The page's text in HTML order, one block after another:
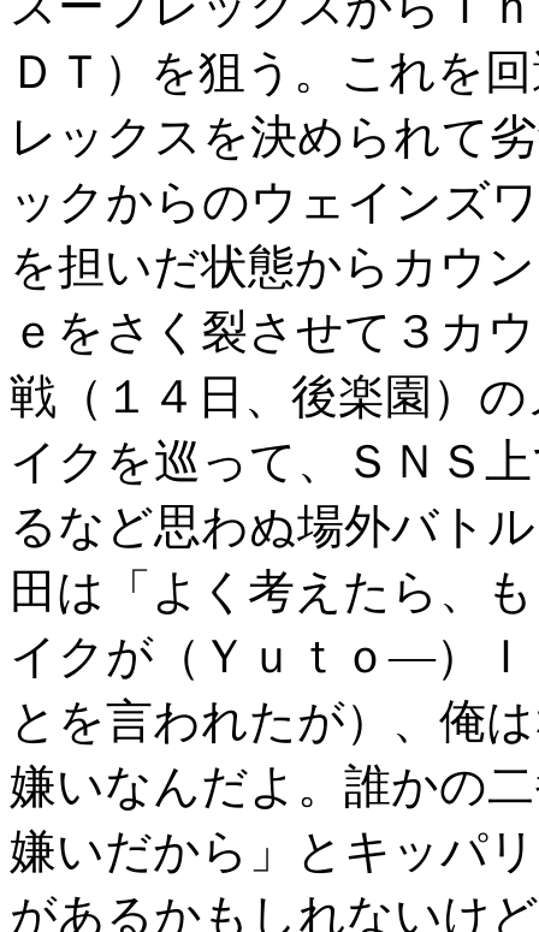
ＤＴ）を狙う。これを
レックスを決められて
ックからのウェインズ
を担いだ状態からカウ
ｅをさく裂させて３カ
戦（１４日、後楽園）
イクを巡って、ＳＮＳ
るなど思わぬ場外バト
田は「よく考えたら、
イクが（Ｙｕｔｏ―）
とを言われたが）、俺
嫌いなんだよ。誰かの
嫌いだから」とキッパ
があるかもしれないけ